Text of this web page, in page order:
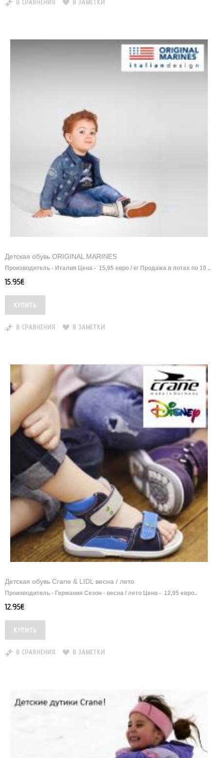
В СРАВНЕНИЯ В ЗАМЕТКИ
Детская обувь ORIGINAL MARINES
Производитель - Италия Цена - 15,95 евро / кг Продажа в лотах по 10 ..
15.95€
В СРАВНЕНИЯ В ЗАМЕТКИ
Детская обувь Crane & LIDL весна / лето
Производитель - Германия Сезон - весна / лето Цена - 12,95 евро..
12.95€
В СРАВНЕНИЯ В ЗАМЕТКИ